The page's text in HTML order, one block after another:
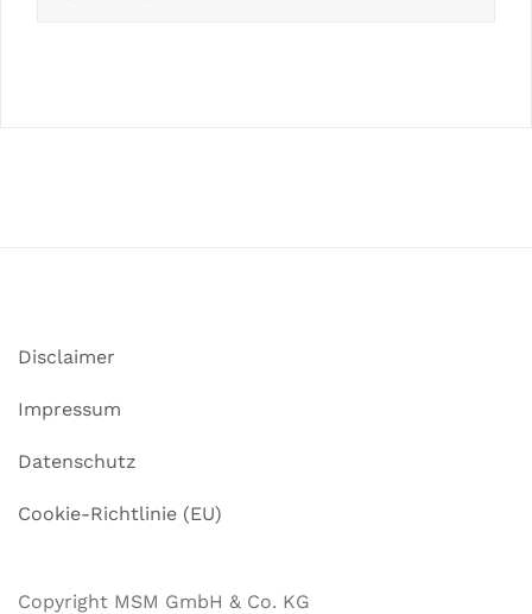
Disclaimer
Impressum
Datenschutz
Cookie-Richtlinie (EU)
Copyright MSM GmbH & Co. KG